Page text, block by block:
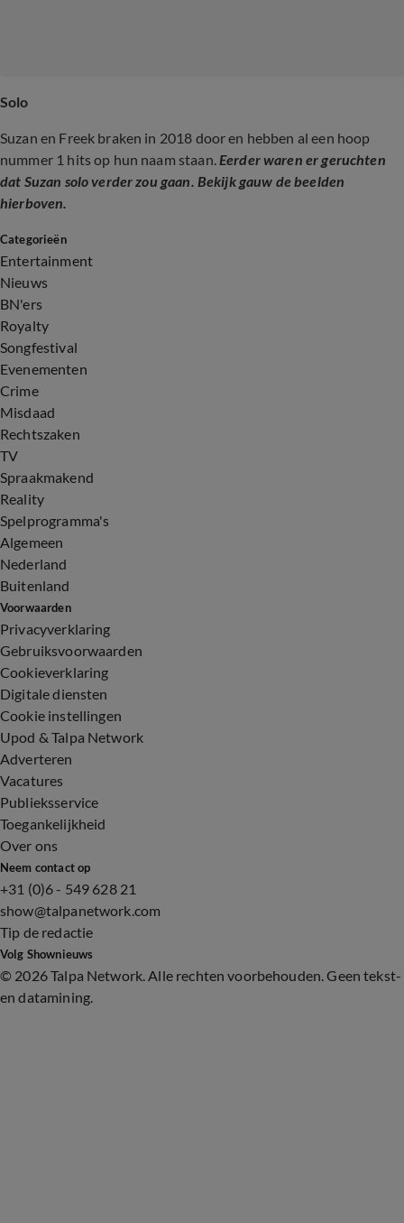
Solo
Suzan en Freek braken in 2018 door en hebben al een hoop
nummer 1 hits op hun naam staan.Eerder waren er geruchten
dat Suzan solo verder zou gaan. Bekijk gauw de beelden
hierboven.
Categorieën
Entertainment
Nieuws
BN'ers
Royalty
Songfestival
Evenementen
Crime
Misdaad
Rechtszaken
TV
Spraakmakend
Reality
Spelprogramma's
Algemeen
Nederland
Buitenland
Voorwaarden
Privacyverklaring
Gebruiksvoorwaarden
Cookieverklaring
Digitale diensten
Cookie instellingen
Upod & Talpa Network
Adverteren
Vacatures
Publieksservice
Toegankelijkheid
Over ons
Neem contact op
+31 (0)6 - 549 628 21
show@talpanetwork.com
Tip de redactie
Volg Shownieuws
© 2026 Talpa Network. Alle rechten voorbehouden. Geen tekst-
en datamining.